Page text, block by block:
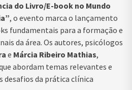
do Livro/E-book no Mundo
, o evento marca o lançamento
fundamentais para a formação e
da área. Os autores, psicólogos
e Márcia Ribeiro Mathias,
abordam temas relevantes e
desafios da prática clínica